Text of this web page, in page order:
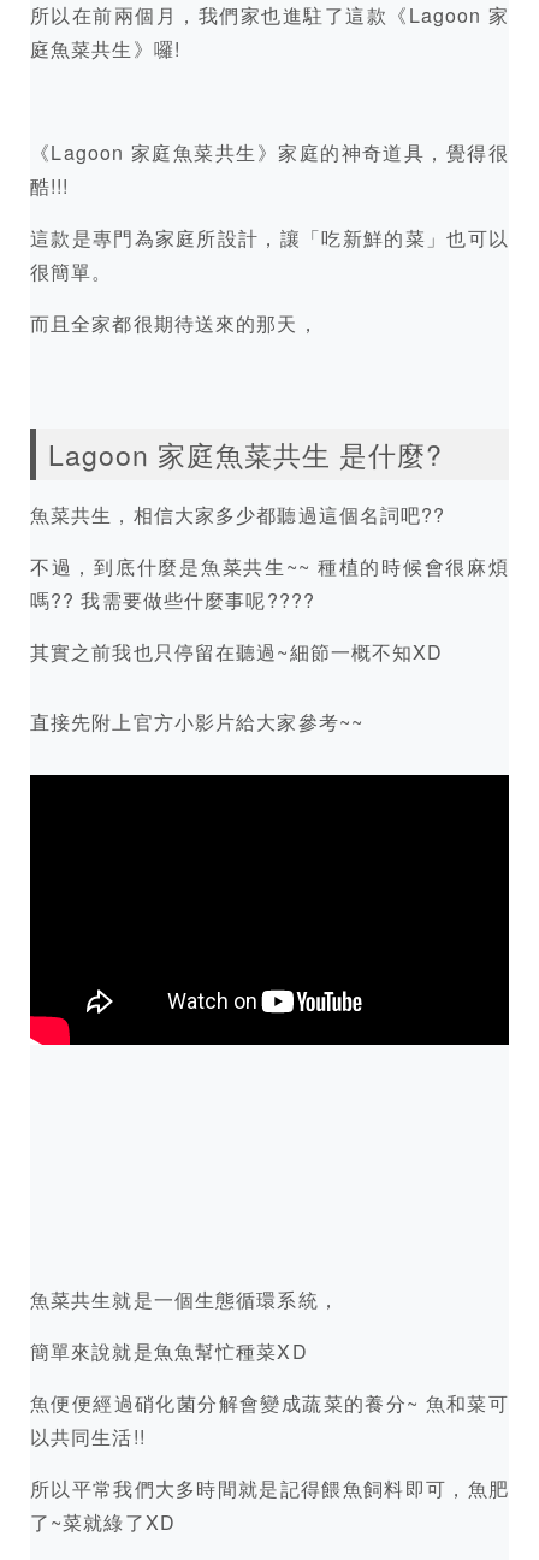
所以在前兩個月，我們家也進駐了這款《Lagoon 家
庭魚菜共生》囉!
《Lagoon 家庭魚菜共生》家庭的神奇道具，覺得很
酷!!!
這款是專門為家庭所設計，讓「吃新鮮的菜」也可以
很簡單。
而且全家都很期待送來的那天，
Lagoon 家庭魚菜共生 是什麼?
魚菜共生，相信大家多少都聽過這個名詞吧??
不過，到底什麼是魚菜共生~~ 種植的時候會很麻煩
嗎?? 我需要做些什麼事呢????
其實之前我也只停留在聽過~細節一概不知XD
直接先附上官方小影片給大家參考~~
魚菜共生就是一個生態循環系統，
簡單來說就是魚魚幫忙種菜XD
魚便便經過硝化菌分解會變成蔬菜的養分~ 魚和菜可
以共同生活!!
所以平常我們大多時間就是記得餵魚飼料即可，魚肥
了~菜就綠了XD